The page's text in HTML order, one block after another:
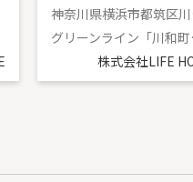
グ
株式会社LIFE